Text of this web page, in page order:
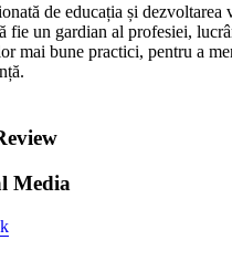
de educația și dezvoltarea
fie un gardian al profesiei,
mai bune practici, pentru a
Media